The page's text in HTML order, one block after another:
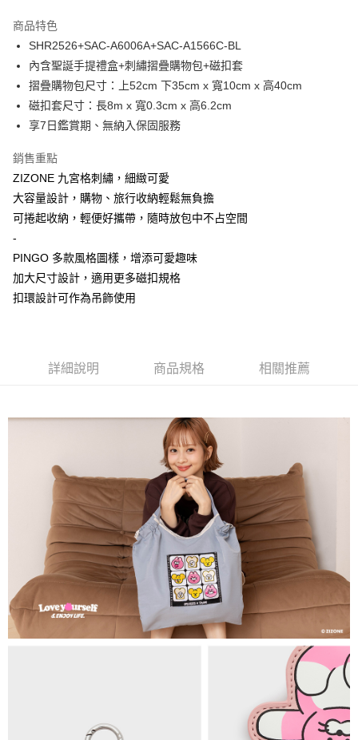
Apple Pay
街口支付
悠遊付
Google Pay
大哥付你分期
相關說明
【大哥付你分期使用說明】
1.本服務由台灣大哥大提供，台灣大哥大用戶可立即使用無須另外申請。
2.付款方式選擇「大哥付你分期」，訂單成立後會自動跳轉到大哥付的交易
成交易。
4.訂單成立30分鐘內，如未前往確認交易或遇審核未通過，訂單將自動取
消。如遇「轉專審核」未通過狀況，表示未達大哥付你分期系統評分，恕無
2.透過簡訊連結打開帳單後，可選擇「超商條碼／台灣大直營門市／銀行轉
1.本服務係由「台灣大哥大股份有限公司」（以下簡稱本公司）所提供，讓
用戶於交易時，得透過本服務購買商品或服務，並由商店將買賣／分期付款
買賣價金債權讓與本公司後，依約使用本公司帳單繳交帳款。
2.基於同意付款使用「大哥付你分期」之契約關係目的，商店將以您的個人
資料（包含姓名、電話或地址）提供予台灣大哥大進項蒐集、處理及利用，
由本公司與您本人進行分期帳單所需資料之確認、核對及更正。
3.完整用戶服務條款，請詳閱以下連結： https://oppay.tw/userRule
運送方式
每筆NT$80，滿NT$1,500(含以上)免運費
付款後全家取貨
每筆NT$80，滿NT$1,500(含以上)免運費
每筆NT$80，滿NT$1,500(含以上)免運費
每筆NT$80，滿NT$1,500(含以上)免運費
付款後7-11取貨
每筆NT$80，滿NT$1,500(含以上)免運費
宅配（無提供外島）
每筆NT$100，滿NT$1,500(含以上)免運費
宅配
每筆NT$100，滿NT$1,500(含以上)免運費
查看運費
商品特色
SHR2526+SAC-A6006A+SAC-A1566C-BL
內含聖誕手提禮盒+刺繡摺疊購物包+磁扣套
摺疊購物包尺寸：上52cm 下35cm x 寬10cm x 高40cm
磁扣套尺寸：長8m x 寬0.3cm x 高6.2cm
享7日鑑賞期、無納入保固服務
銷售重點
ZIZONE 九宮格刺繡，細緻可愛
大容量設計，購物、旅行收納輕鬆無負擔
可捲起收納，輕便好攜帶，隨時放包中不占空間
-
PINGO 多款風格圖樣，增添可愛趣味
加大尺寸設計，適用更多磁扣規格
扣環設計可作為吊飾使用
詳細說明 商品規格 相關推薦